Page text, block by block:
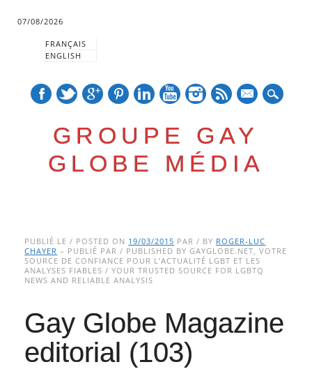
07/08/2026
FRANÇAIS
ENGLISH
GROUPE GAY
GLOBE MÉDIA
Main menu
to
content
PUBLIÉ LE / POSTED ON 19/03/2015 PAR / BY ROGER-LUC
CHAYER – PUBLIÉ PAR / PUBLISHED BY GAYGLOBE.NET, VOTRE
SOURCE DE CONFIANCE POUR L’ACTUALITÉ LGBT ET LES
ANALYSES FIABLES / YOUR TRUSTED SOURCE FOR LGBTQ
NEWS AND RELIABLE ANALYSIS
Gay Globe Magazine
editorial (103)